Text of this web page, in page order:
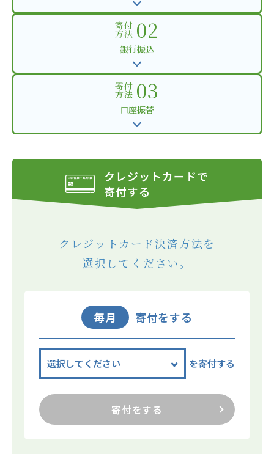
寄付
方法 02
銀行振込
寄付
方法 03
口座振替
クレジットカードで
寄付する
クレジットカード決済方法を
選択してください。
毎月 寄付をする
を寄付する
寄付をする